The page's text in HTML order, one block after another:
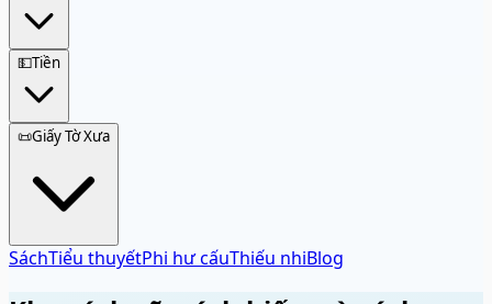
💵Tiền
📜Giấy Tờ Xưa
SáchTiểu thuyếtPhi hư cấuThiếu nhiBlog